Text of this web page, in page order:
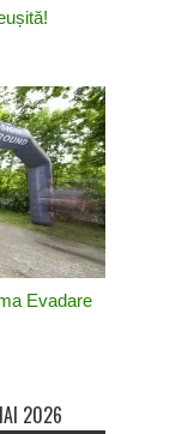
Evadare
2026